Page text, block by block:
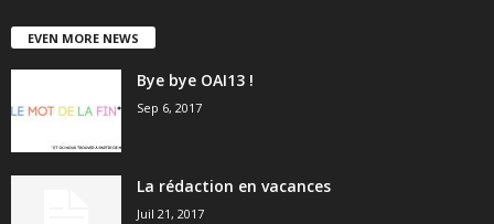
EVEN MORE NEWS
Bye bye OAI13 !
Sep 6, 2017
La rédaction en vacances
Juil 21, 2017